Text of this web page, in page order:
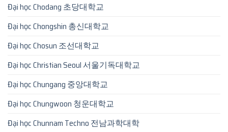
Đại học Chodang 초당대학교
Đại học Chongshin 총신대학교
Đại học Chosun 조선대학교
Đại học Christian Seoul 서울기독대학교
Đại học Chungang 중앙대학교
Đại học Chungwoon 청운대학교
Đại học Chunnam Techno 전남과학대학